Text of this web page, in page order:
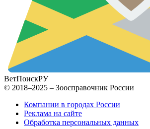
ВетПоискРУ
© 2018–2025 – Зоосправочник России
Компании в городах России
Реклама на сайте
Обработка персональных данных